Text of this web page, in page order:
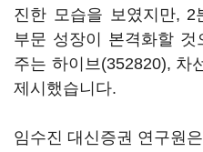
진한 모습을 보였지만, 2
부문 성장이 본격화할 것
주는 하이브(352820), 차
제시했습니다.
임수진 대신증권 연구원